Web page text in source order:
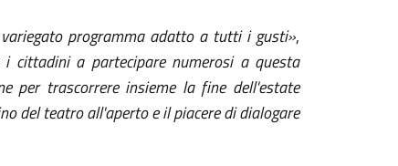
variegato programma adatto a tutti i gusti»,
i cittadini a partecipare numerosi a questa
per trascorrere insieme la fine dell'estate
del teatro all'aperto e il piacere di dialogare